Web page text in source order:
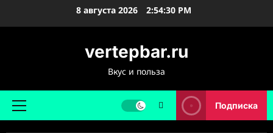
8 августа 2026 2:54:30 PM
vertepbar.ru
Вкус и польза
Основное
Подписка